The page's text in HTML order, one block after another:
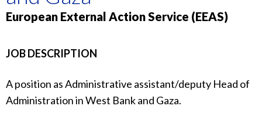
European External Action Service (EEAS)
JOB DESCRIPTION
A position as Administrative assistant/deputy Head of
Administration in West Bank and Gaza.